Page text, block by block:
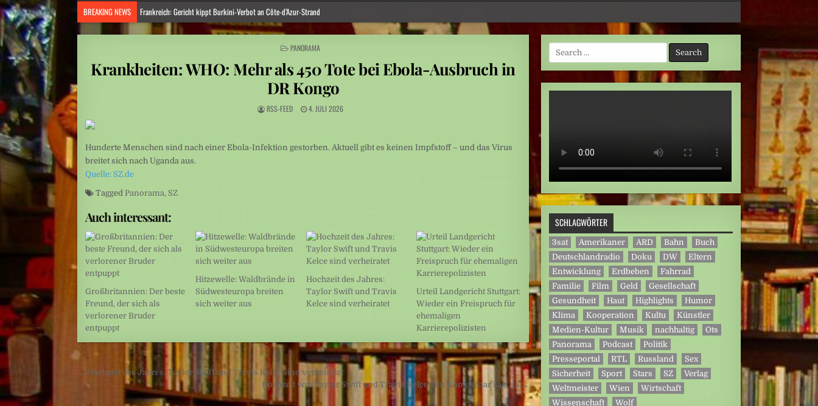
BREAKING NEWS
Frankreich: Gericht kippt Burkini-Verbot an Côte-d’Azur-Strand
Hitzewelle: Rekordtief: Rhein-Pegel sinkt in Düsseldorf auf 15 Zentimeter
Leute: Das Arschloch am Set sein? Für Frauen keine Option
Schüsse nahe Bangkok: Thailand: 14-Jähriger tötet mehrere Menschen an Schule
POSTED
PANORAMA
Krankheiten: WHO: Mehr als 450 Tote bei Ebola-Ausbruch in
DR Kongo
RSS-FEED 4. JULI 2026
Hunderte Menschen sind nach einer Ebola-Infektion gestorben. Aktuell gibt es keinen Impfstoff – und das Virus
breitet sich nach Uganda aus.
Quelle: SZ.de
Tagged Panorama, SZ
Auch interessant:
Großbritannien: Der beste
Freund, der sich als
verlorener Bruder
entpuppt
Hitzewelle: Waldbrände in
Südwesteuropa breiten
sich weiter aus
Hochzeit des Jahres:
Taylor Swift und Travis
Kelce sind verheiratet
Urteil Landgericht Stuttgart:
Wieder ein Freispruch für
ehemaligen
Karrierepolizisten
Beitragsnavigation
← Hochzeit des Jahres: Taylor Swift und Travis Kelce sind verheiratet
Hochzeit von Taylor Swift und Travis Kelce: Ein Königspaar sagt Ja →
Search
for:
SCHLAGWÖRTER
3sat Amerikaner ARD Bahn
Buch
Deutschlandradio
Doku DW
Eltern
Entwicklung
Erdbeben
Fahrrad
Familie
Film Geld
Gesellschaft
Gesundheit
Haut Highlights
Humor
Klima
Kooperation Kultu
Künstler
Medien-Kultur
Musik nachhaltig
Ots
Panorama
Podcast
Politik
Presseportal
RTL Russland
Sex
Sicherheit
Sport Stars SZ
Verlag
Weltmeister
Wien
Wirtschaft
Wissenschaft
Wolf